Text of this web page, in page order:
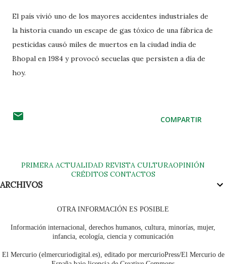
El país vivió uno de los mayores accidentes industriales de
la historia cuando un escape de gas tóxico de una fábrica de
pesticidas causó miles de muertos en la ciudad india de
Bhopal en 1984 y provocó secuelas que persisten a día de
hoy.
COMPARTIR
PRIMERA ACTUALIDAD REVISTA CULTURAOPINIÓN
CRÉDITOSCONTACTOS
ARCHIVOS
OTRA INFORMACIÓN ES POSIBLE
Información internacional, derechos humanos, cultura, minorías, mujer,
infancia, ecología, ciencia y comunicación
El Mercurio (elmercuriodigital.es), editado por mercurioPress/El Mercurio de